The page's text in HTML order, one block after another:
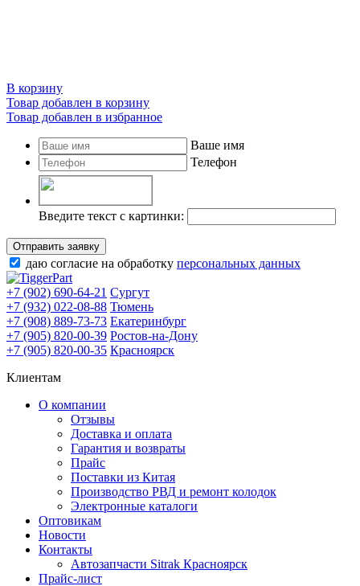
В корзину
Товар добавлен в корзину
Товар добавлен в избранное
Ваше имя
Телефон
Введите текст с картинки:
Отправить заявку
даю согласие на обработку персональных данных
+7 (902) 690-64-21 Сургут
+7 (932) 022-08-88 Тюмень
+7 (908) 889-73-73 Екатеринбург
+7 (905) 820-00-39 Ростов-на-Дону
+7 (905) 820-00-35 Красноярск
Клиентам
О компании
Отзывы
Доставка и оплата
Гарантия и возвраты
Прайс
Поставки из Китая
Производство РВД и ремонт колодок
Электронные каталоги
Оптовикам
Новости
Контакты
Автозапчасти Sitrak Красноярск
Прайс-лист